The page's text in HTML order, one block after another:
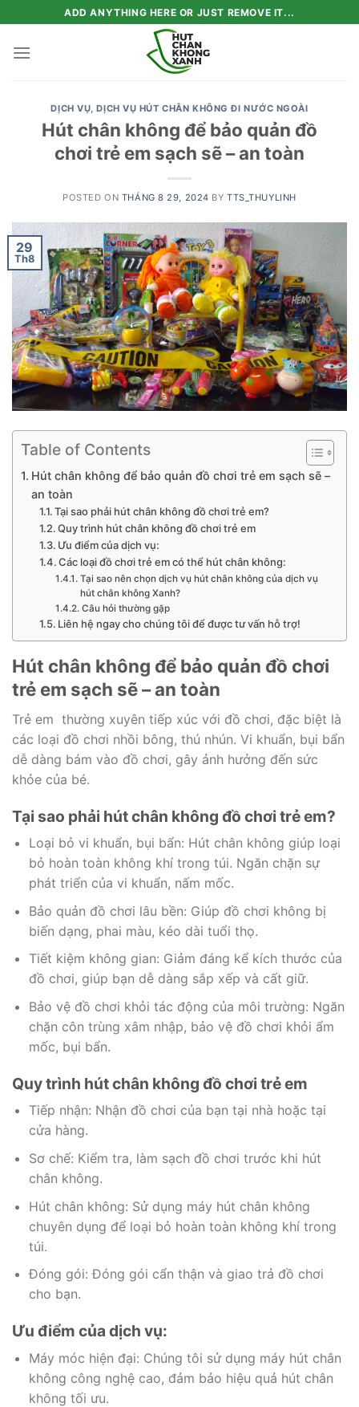
to
content
ADD ANYTHING HERE OR JUST REMOVE IT...
DỊCH VỤ,DỊCH VỤ HÚT CHÂN KHÔNG ĐI NƯỚC NGOÀI
Hút chân không để bảo quản đồ
chơi trẻ em sạch sẽ – an toàn
POSTED ON THÁNG 8 29, 2024 BYTTS_THUYLINH
29
Th8
Table of Contents
Hút chân không để bảo quản đồ chơi trẻ em sạch sẽ –
an toàn
Tại sao phải hút chân không đồ chơi trẻ em?
Quy trình hút chân không đồ chơi trẻ em
Ưu điểm của dịch vụ:
Các loại đồ chơi trẻ em có thể hút chân không:
Tại sao nên chọn dịch vụ hút chân không của dịch vụ
hút chân không Xanh?
Câu hỏi thường gặp
Liên hệ ngay cho chúng tôi để được tư vấn hỗ trợ!
Hút chân không để bảo quản đồ chơi
trẻ em sạch sẽ – an toàn
Trẻ em thường xuyên tiếp xúc với đồ chơi, đặc biệt là
các loại đồ chơi nhồi bông, thú nhún. Vi khuẩn, bụi bẩn
dễ dàng bám vào đồ chơi, gây ảnh hưởng đến sức
khỏe của bé.
Tại sao phải hút chân không đồ chơi trẻ em?
Loại bỏ vi khuẩn, bụi bẩn: Hút chân không giúp loại
bỏ hoàn toàn không khí trong túi. Ngăn chặn sự
phát triển của vi khuẩn, nấm mốc.
Bảo quản đồ chơi lâu bền: Giúp đồ chơi không bị
biến dạng, phai màu, kéo dài tuổi thọ.
Tiết kiệm không gian: Giảm đáng kể kích thước của
đồ chơi, giúp bạn dễ dàng sắp xếp và cất giữ.
Bảo vệ đồ chơi khỏi tác động của môi trường: Ngăn
chặn côn trùng xâm nhập, bảo vệ đồ chơi khỏi ẩm
mốc, bụi bẩn.
Quy trình hút chân không đồ chơi trẻ em
Tiếp nhận: Nhận đồ chơi của bạn tại nhà hoặc tại
cửa hàng.
Sơ chế: Kiểm tra, làm sạch đồ chơi trước khi hút
chân không.
Hút chân không: Sử dụng máy hút chân không
chuyên dụng để loại bỏ hoàn toàn không khí trong
túi.
Đóng gói: Đóng gói cẩn thận và giao trả đồ chơi
cho bạn.
Ưu điểm của dịch vụ:
Máy móc hiện đại: Chúng tôi sử dụng máy hút chân
không công nghệ cao, đảm bảo hiệu quả hút chân
không tối ưu.